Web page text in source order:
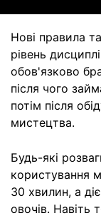
Нові правила
рівень
обов'язково
після чого
потім після
мистецтва.
Будь-які
користування
30 хвилин, а
овочів. Навіть